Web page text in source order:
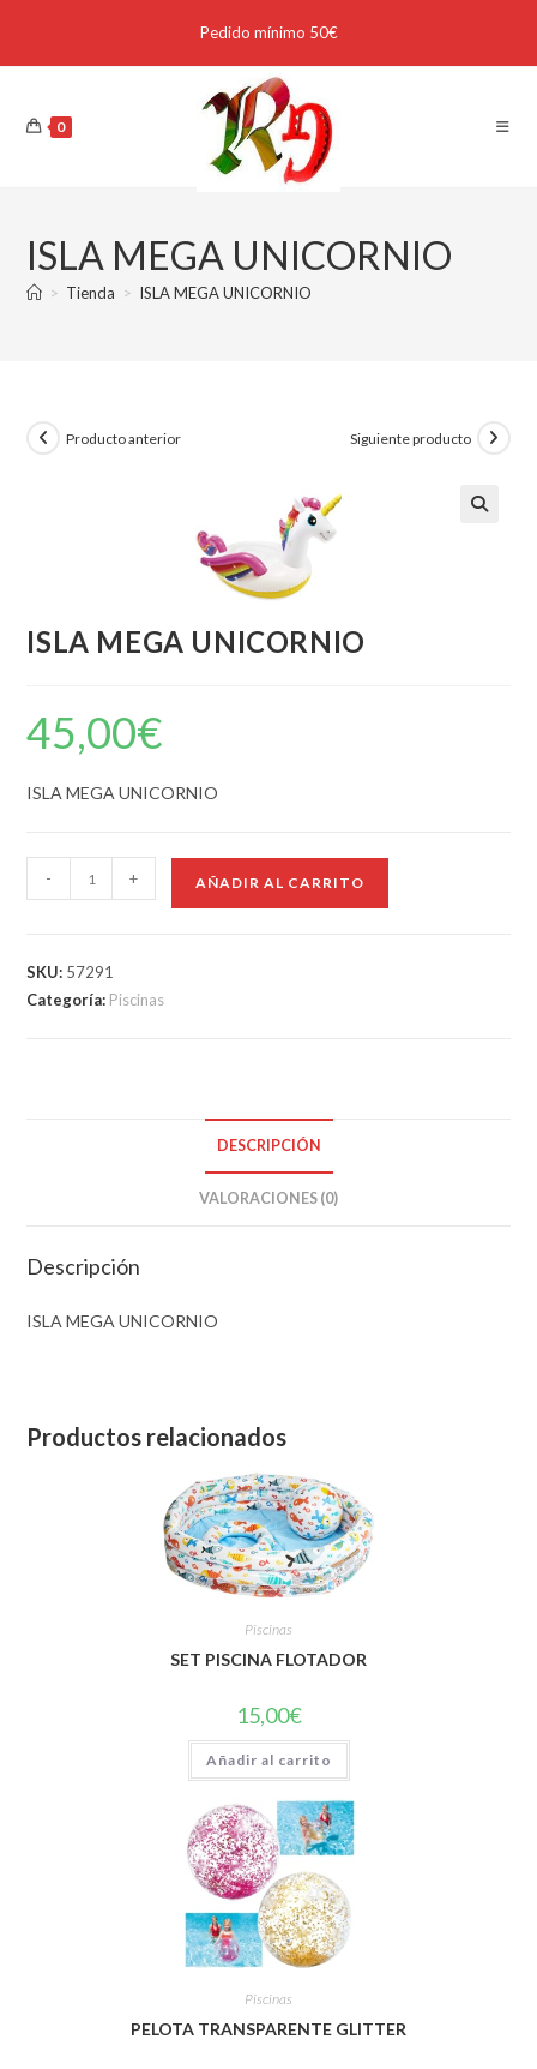
Pedido mínimo 50€
0
ISLA MEGA UNICORNIO
> Tienda > ISLA MEGA UNICORNIO
Producto anterior Siguiente producto
ISLA MEGA UNICORNIO
45,00€
ISLA MEGA UNICORNIO
- + AÑADIR AL CARRITO
SKU: 57291
Categoría: Piscinas
DESCRIPCIÓN
VALORACIONES (0)
Descripción
ISLA MEGA UNICORNIO
Productos relacionados
Piscinas
SET PISCINA FLOTADOR
15,00€
Añadir al carrito
Piscinas
PELOTA TRANSPARENTE GLITTER